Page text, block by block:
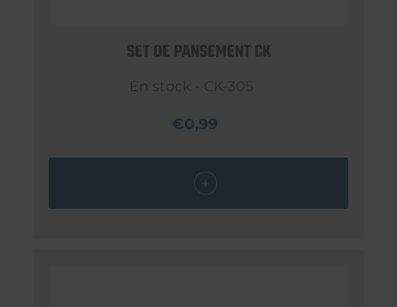
SET DE PANSEMENT CK
En stock - CK-305
€0,99